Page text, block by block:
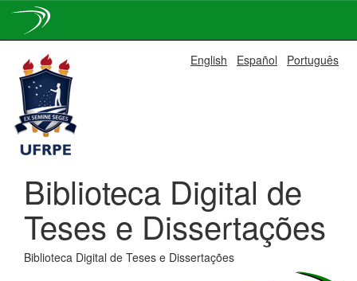
navigation
English Español Português
Biblioteca Digital de
Teses e Dissertações
Biblioteca Digital de Teses e Dissertações